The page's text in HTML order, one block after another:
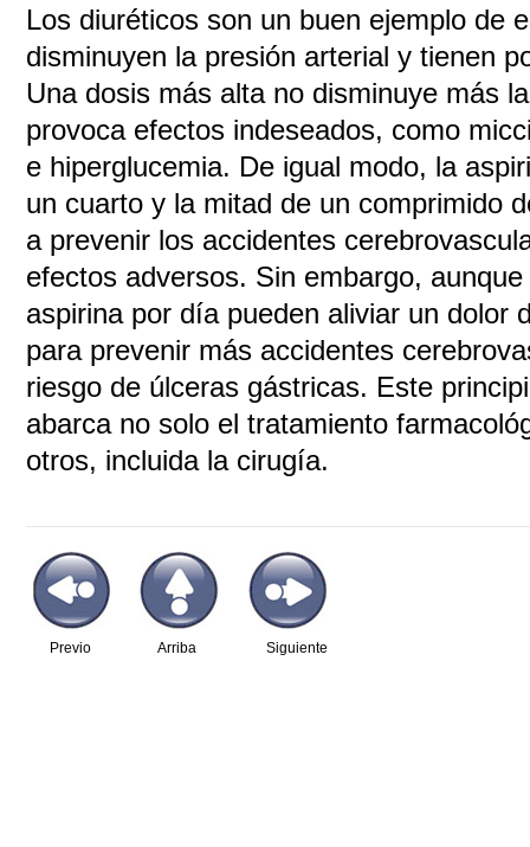
Los diuréticos son un buen ejemplo de
disminuyen la presión arterial y tienen
Una dosis más alta no disminuye más
provoca efectos indeseados, como
e hiperglucemia. De igual modo, la
un cuarto y la mitad de un comprimido
a prevenir los accidentes
efectos adversos. Sin embargo,
aspirina por día pueden aliviar un dolor
para prevenir más accidentes
riesgo de úlceras gástricas. Este
abarca no solo el tratamiento
otros, incluida la cirugía.
Arriba
Previo Siguiente